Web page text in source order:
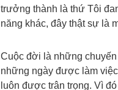
trưởng thành là thứ Tôi
năng khác, đây thật sự là
Cuộc đời là những
những ngày được làm
luôn được trân trọng. Vì